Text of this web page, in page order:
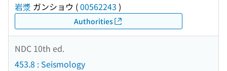
岩漿 ガンショウ (00562243 )
Authorities
NDC 10th ed.
453.8 : Seismology